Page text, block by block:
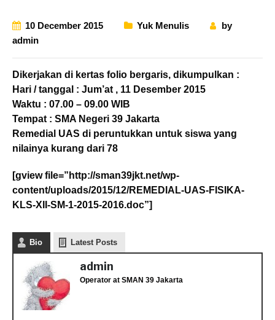
10 December 2015 Yuk Menulis
by
admin
Dikerjakan di kertas folio bergaris, dikumpulkan :
Hari / tanggal : Jum’at , 11 Desember 2015
Waktu : 07.00 – 09.00 WIB
Tempat : SMA Negeri 39 Jakarta
Remedial UAS di peruntukkan untuk siswa yang
nilainya kurang dari 78
[gview file=”http://sman39jkt.net/wp-
content/uploads/2015/12/REMEDIAL-UAS-FISIKA-
KLS-XII-SM-1-2015-2016.doc”]
Bio Latest Posts
admin
Operator at SMAN 39 Jakarta